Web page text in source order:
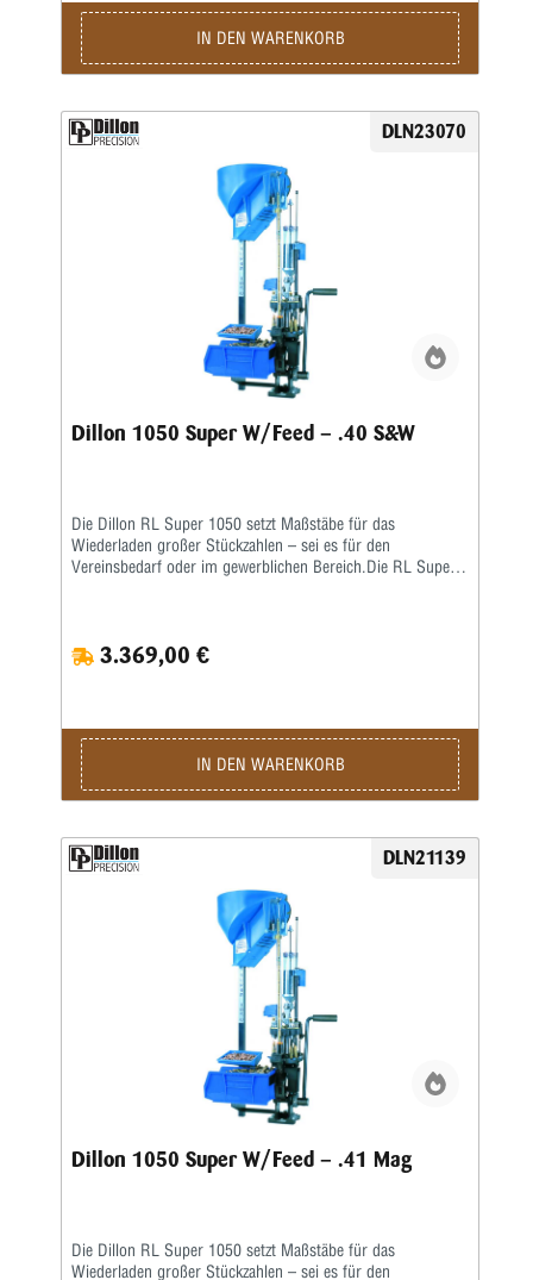
ausgezeichneter Qualität der produzierten Patrone.Sie sind
nur noch für das Aufsetzen des Geschosses und für die
Betätigung des Hebels zuständig, den Rest übernimmt diese
halbautomatische Presse.Die Station umfasst folgende
Automatisch arbeitendes Pulverfüllgerät • Elektrischer
Hülsenfüllmechanismus für ein automatisches Ausrichten
und Zuführen der Hülsen • Zündhütchenzuführung small
IN DEN WARENKORB
DLN23070
Dillon 1050 Super W/Feed – .40 S&W
Die Dillon RL Super 1050 setzt Maßstäbe für das
Wiederladen großer Stückzahlen – sei es für den
Vereinsbedarf oder im gewerblichen Bereich.Die RL Super
Hebelübersetzung modifiziert, sodass ein noch leichteres
Arbeiten möglich ist. Die ausgereifte und in der Praxis
ausgezeichneter Qualität der produzierten Patrone.Sie sind
nur noch für das Aufsetzen des Geschosses und für die
Betätigung des Hebels zuständig, den Rest übernimmt diese
halbautomatische Presse.Die Station umfasst folgende
Automatisch arbeitendes Pulverfüllgerät • Elektrischer
Hülsenfüllmechanismus für ein automatisches Ausrichten
und Zuführen der Hülsen • Zündhütchenzuführung small
3.369,00 €
IN DEN WARENKORB
DLN21139
Dillon 1050 Super W/Feed – .41 Mag
Die Dillon RL Super 1050 setzt Maßstäbe für das
Wiederladen großer Stückzahlen – sei es für den